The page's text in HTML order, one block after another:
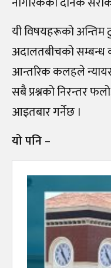
यी विषयहरूको अन्तिम
अदालतबीचको सम्बन्ध
आन्तरिक कलहले
सबै प्रश्नको निरन्तर
आइतबार गर्नेछ ।
यो पनि –